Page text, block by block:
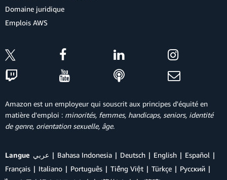
Domaine juridique
Emplois AWS
Amazon est un employeur qui souscrit aux principes d'équité en
matière d'emploi : minorités, femmes, handicaps, seniors, identité
de genre, orientation sexuelle, âge.
Langue عربي Bahasa Indonesia Deutsch English
Español
Français
Italiano Português Tiếng Việt Türkçe
Ρусский